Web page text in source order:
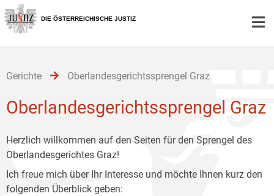
Zur
Hauptnavigation
[1]
Zum
Inhalt
[2]
Zum
Untermenü
[3]
DIE ÖSTERREICHISCHE JUSTIZ
Gerichte Oberlandesgerichtssprengel Graz
Oberlandesgerichtssprengel Graz
Herzlich willkommen auf den Seiten für den Sprengel des
Oberlandesgerichtes Graz!
Ich freue mich über Ihr Interesse und möchte Ihnen kurz den
folgenden Überblick geben: